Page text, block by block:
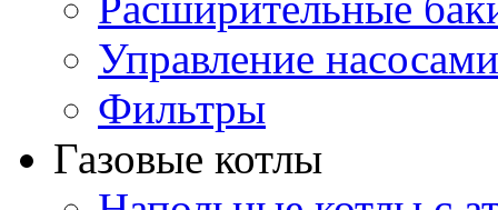
Управление насосами
Фильтры
Газовые котлы